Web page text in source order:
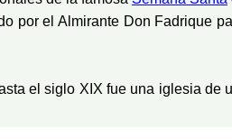
por el Almirante Don Fadrique
el siglo XIX fue una iglesia